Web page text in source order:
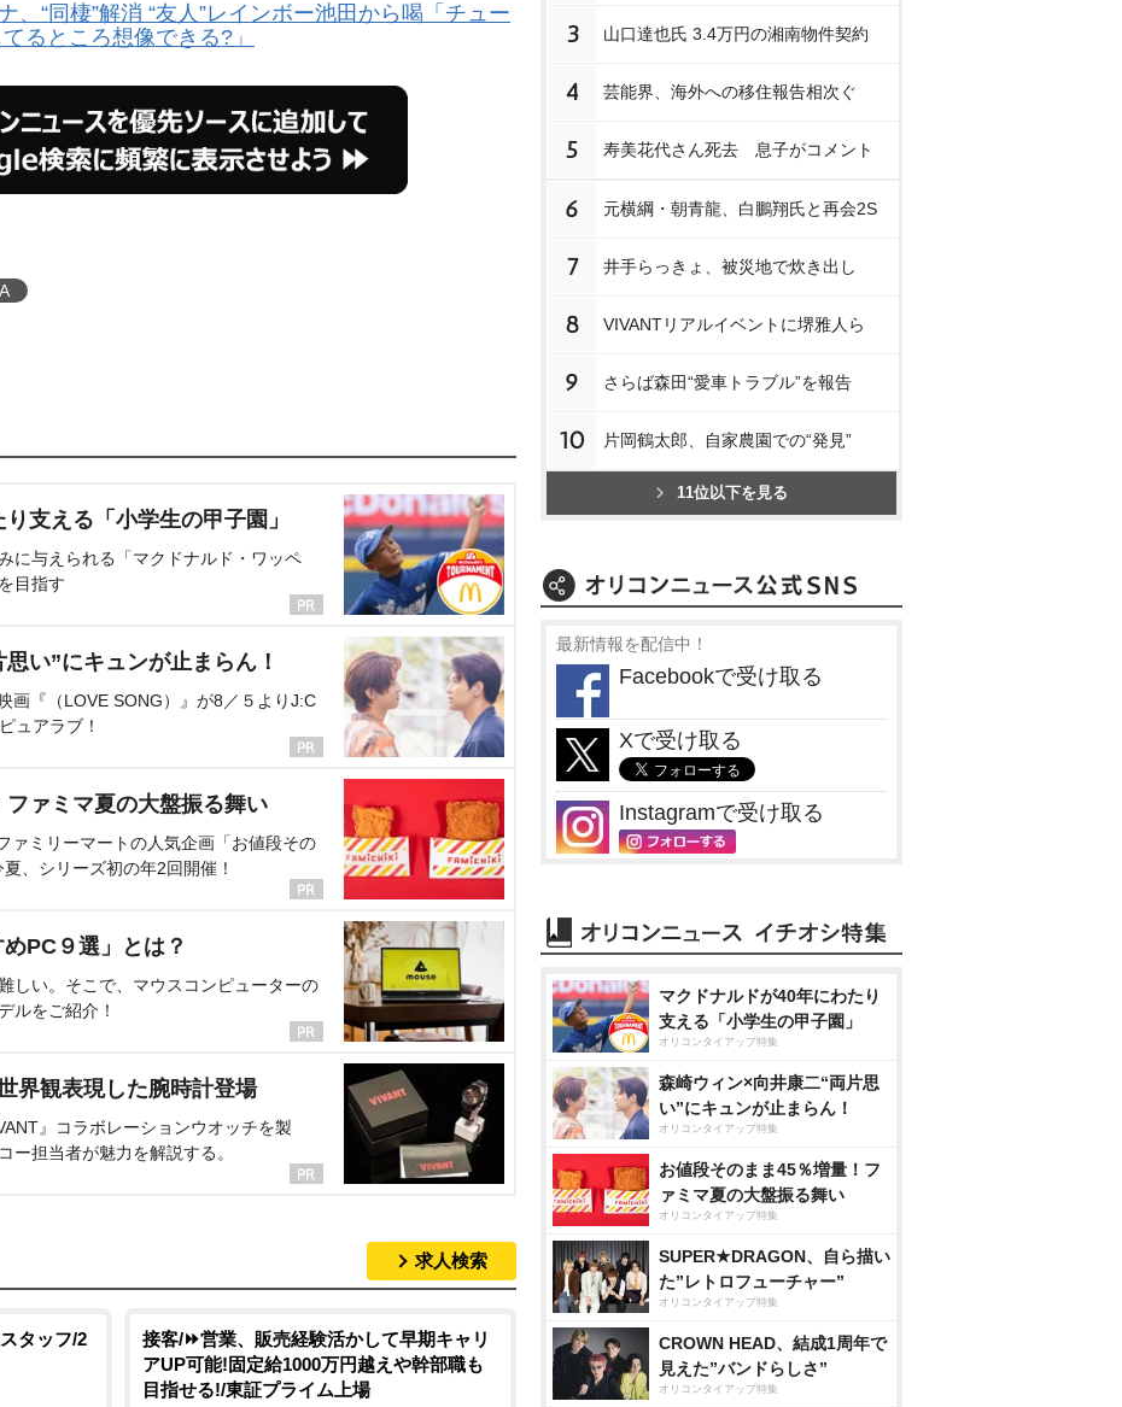
、“同棲”解消 “友人”レインボー池田から喝「チュー
てるところ想像できる?」
支える「小学生の甲子園」
に与えられる「マクドナルド・ワッペ
目指す
い”にキュンが止まらん！
画『（LOVE SONG）』が8／５よりJ:C
ュアラブ！
ァミマ夏の大盤振る舞い
ァミリーマートの人気企画「お値段その
、シリーズ初の年2回開催！
PC９選」とは？
しい。そこで、マウスコンピューターの
ルをご紹介！
界観表現した腕時計登場
』コラボレーションウオッチを製
ー担当者が魅力を解説する。
求人検索
タッフ/2
接客/⏩️営業、販売経験活かして早期キャリ
アUP可能!固定給1000万円越えや幹部職も
目指せる!/東証プライム上場
3 山口達也氏 3.4万円の湘南物件契約
4 芸能界、海外への移住報告相次ぐ
5 寿美花代さん死去 息子がコメント
6 元横綱・朝青龍、白鵬翔氏と再会2S
7 井手らっきょ、被災地で炊き出し
8 VIVANTリアルイベントに堺雅人ら
9 さらば森田“愛車トラブル”を報告
10 片岡鶴太郎、自家農園での“発見”
11位以下を見る
最新情報を配信中！
Facebookで受け取る
Xで受け取る
Instagramで受け取る
マクドナルドが40年にわたり
支える「小学生の甲子園」
オリコンタイアップ特集
森崎ウィン×向井康二“両片思
い”にキュンが止まらん！
オリコンタイアップ特集
お値段そのまま45％増量！フ
ァミマ夏の大盤振る舞い
オリコンタイアップ特集
SUPER★DRAGON、自ら描い
た”レトロフューチャー”
オリコンタイアップ特集
CROWN HEAD、結成1周年で
見えた”バンドらしさ”
オリコンタイアップ特集